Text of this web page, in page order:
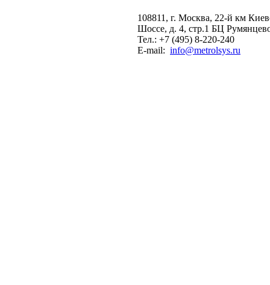
108811, г. Москва, 22-й км
Шоссе, д. 4, стр.1 БЦ
Тел.: +7 (495) 8-220-240
E-mail: info@metrolsys.ru